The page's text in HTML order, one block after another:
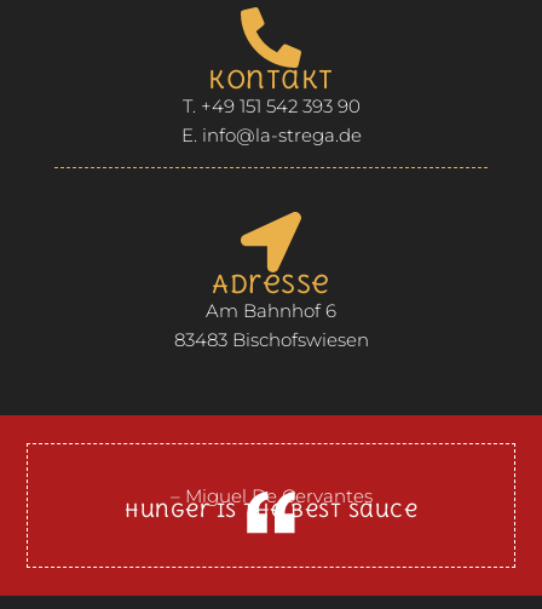
Kontakt
T. +49 151 542 393 90
E. info@la-strega.de
Adresse
Am Bahnhof 6
83483 Bischofswiesen
Hunger Is The Best Sauce
– Miguel De Cervantes